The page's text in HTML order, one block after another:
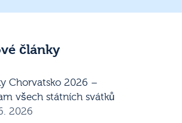
články
Chorvatsko 2026 –
všech státních svátků
2026